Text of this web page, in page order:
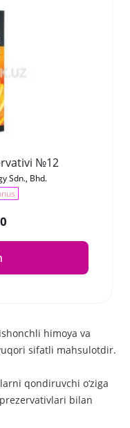
VIVA qovurg‘ali prezervativi №12
Sdn., Bhd.
himoya va
sifatli mahsulotdir.
qondiruvchi o‘ziga
bilan